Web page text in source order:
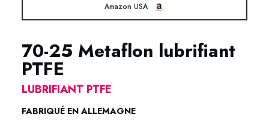
Amazon USA
70-25 Metaflon lubrifiant
PTFE
LUBRIFIANT PTFE
FABRIQUÉ EN ALLEMAGNE